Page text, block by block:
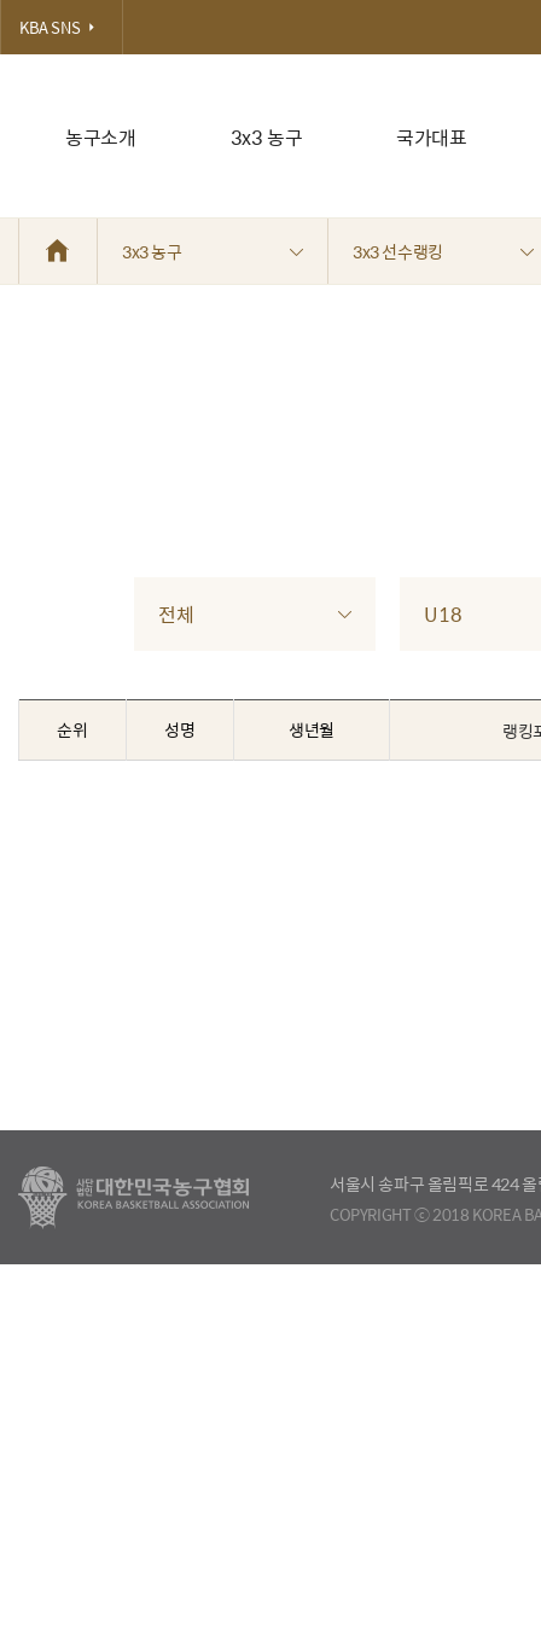
농구소개 3x3 농구 국가대표
KBA SNS
3x3 농구 3x3 선수랭킹
전체 U18
순위 성명 생년월 랭킹
서울시 송파구 올림픽로 424
COPYRIGHT ⓒ 2018 KOREA